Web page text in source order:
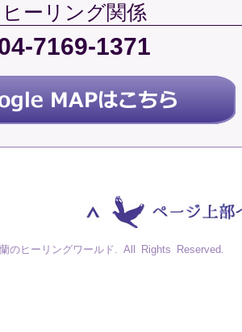
ヒーリング関係
7169-1371
のヒーリングワールド. All Rights Reserved.